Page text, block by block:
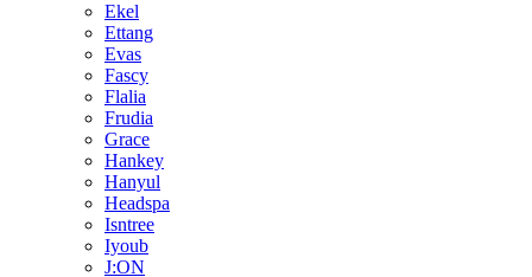
Ekel
Ettang
Evas
Fascy
Flalia
Frudia
Grace
Hankey
Hanyul
Headspa
Isntree
Iyoub
J:ON